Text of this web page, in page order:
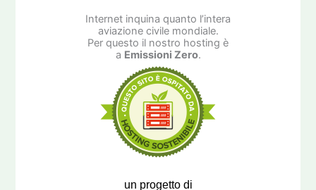
Internet inquina quanto l’intera
aviazione civile mondiale.
Per questo il nostro hosting è
a Emissioni Zero.
un progetto di